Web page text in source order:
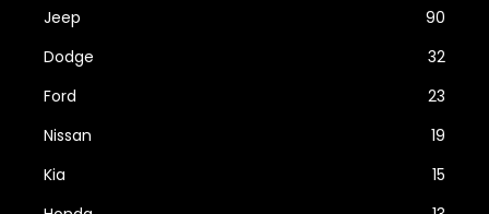
Jeep
90
Dodge
32
Ford
23
Nissan
19
Kia
15